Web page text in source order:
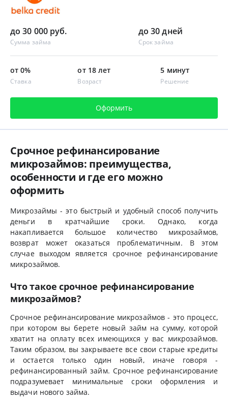
до 30 000 руб.
Сумма займа
до 30 дней
Срок займа
от 0%
Ставка
от 18 лет
Возраст
5 минут
Решение
Оформить
Срочное рефинансирование
микрозаймов: преимущества,
особенности и где его можно
оформить
Микрозаймы - это быстрый и удобный способ получить
деньги в кратчайшие сроки. Однако, когда
накапливается большое количество микрозаймов,
возврат может оказаться проблематичным. В этом
случае выходом является срочное рефинансирование
микрозаймов.
Что такое срочное рефинансирование
микрозаймов?
Срочное рефинансирование микрозаймов - это процесс,
при котором вы берете новый займ на сумму, которой
хватит на оплату всех имеющихся у вас микрозаймов.
Таким образом, вы закрываете все свои старые кредиты
и остается только один новый, иначе говоря -
рефинансированный займ. Срочное рефинансирование
подразумевает минимальные сроки оформления и
выдачи нового займа.